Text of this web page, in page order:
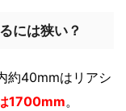
には狭い？
約40mmはリアシ
1700mm。